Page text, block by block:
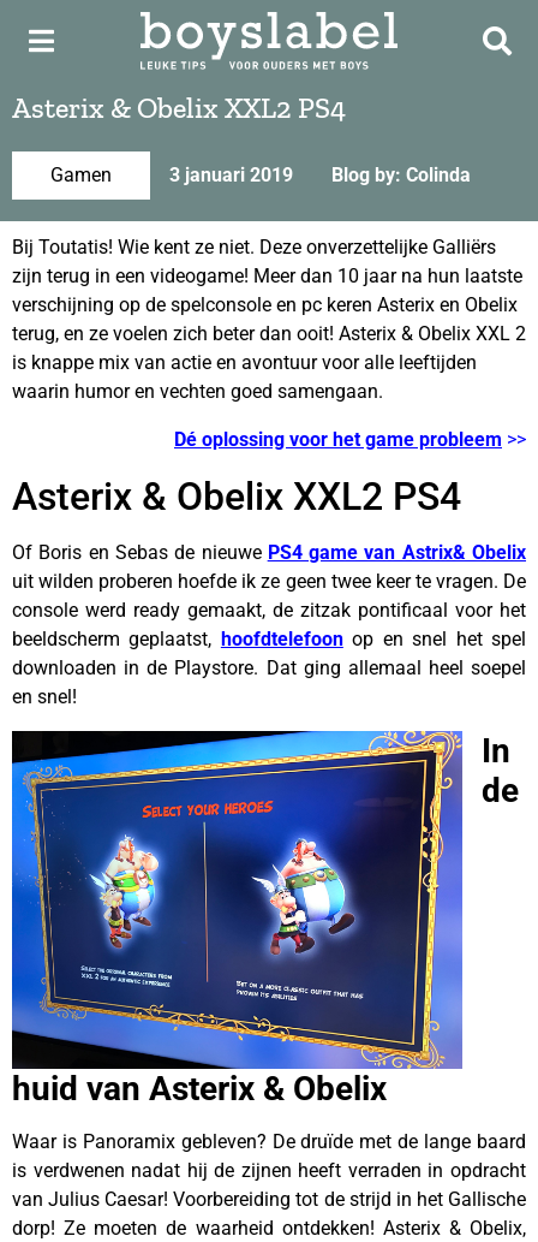
Asterix & Obelix XXL2 PS4
Gamen 3 januari 2019 Blog by: Colinda
Bij Toutatis! Wie kent ze niet. Deze onverzettelijke Galliërs
zijn terug in een videogame! Meer dan 10 jaar na hun laatste
verschijning op de spelconsole en pc keren Asterix en Obelix
terug, en ze voelen zich beter dan ooit! Asterix & Obelix XXL 2
is knappe mix van actie en avontuur voor alle leeftijden
waarin humor en vechten goed samengaan.
Dé oplossing voor het game probleem >>
Asterix & Obelix XXL2 PS4
Of Boris en Sebas de nieuwe PS4 game van Astrix& Obelix
uit wilden proberen hoefde ik ze geen twee keer te vragen. De
console werd ready gemaakt, de zitzak pontificaal voor het
beeldscherm geplaatst, hoofdtelefoonop en snel het spel
downloaden in de Playstore. Dat ging allemaal heel soepel
en snel!
In
de
huid van Asterix & Obelix
Waar is Panoramix gebleven? De druïde met de lange baard
is verdwenen nadat hij de zijnen heeft verraden in opdracht
van Julius Caesar! Voorbereiding tot de strijd in het Gallische
dorp! Ze moeten de waarheid ontdekken! Asterix & Obelix,